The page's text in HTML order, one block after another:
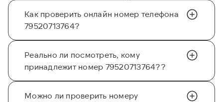
Как проверить онлайн номер телефона
79520713764?
Реально ли посмотреть, кому
принадлежит номер 79520713764??
Можно ли проверить номеру